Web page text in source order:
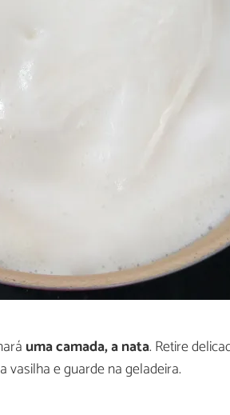
uma camada, a nata. Retire
vasilha e guarde na geladeira.